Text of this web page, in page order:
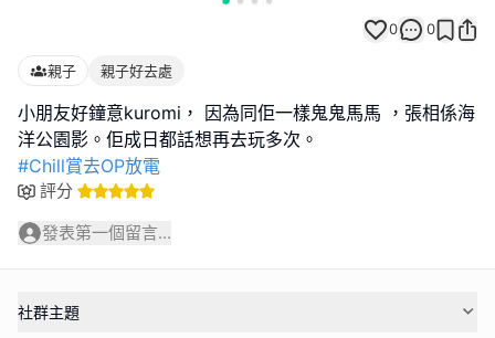
0 0
親子 親子好去處
小朋友好鐘意kuromi， 因為同佢一樣鬼鬼馬馬 ，張相係海
#Chill賞去OP放電
評分
發表第一個留言...
社群主題